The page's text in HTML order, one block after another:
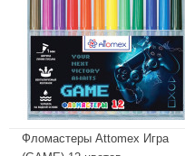
Фломастеры Attomex Игра